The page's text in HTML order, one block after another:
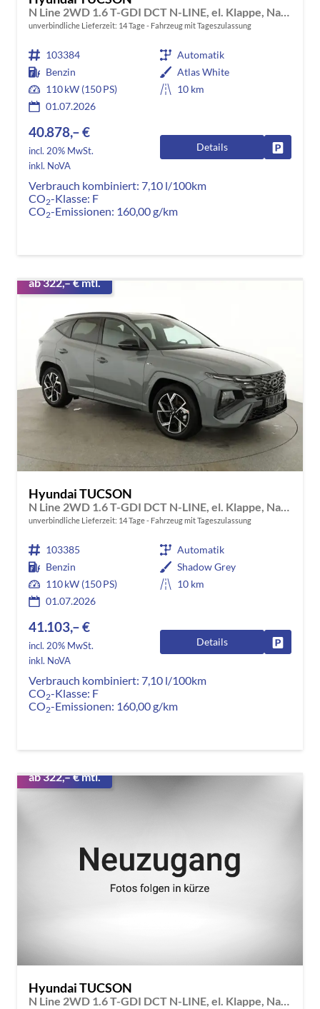
N Line 2WD 1.6 T-GDI DCT N-LINE, el. Klappe, Navi, Kamera, Side, Winter
unverbindliche Lieferzeit: 14 Tage Fahrzeug mit Tageszulassung
103384
Automatik
Benzin
Atlas White
110 kW (150 PS)
10 km
01.07.2026
40.878,– €
incl. 20% MwSt.
inkl. NoVA
Details
Verbrauch kombiniert: 7,10 l/100km
CO2-Klasse: F
CO2-Emissionen: 160,00 g/km
ab 322,– € mtl.
Hyundai TUCSON
unverbindliche Lieferzeit: 14 Tage Fahrzeug mit Tageszulassung
103385
Automatik
Benzin
Shadow Grey
110 kW (150 PS)
10 km
01.07.2026
41.103,– €
incl. 20% MwSt.
inkl. NoVA
Details
Verbrauch kombiniert: 7,10 l/100km
CO2-Klasse: F
CO2-Emissionen: 160,00 g/km
ab 322,– € mtl.
Hyundai TUCSON
N Line 2WD 1.6 T-GDI DCT N-LINE, el. Klappe, Navi, Kamera, Side, Winter